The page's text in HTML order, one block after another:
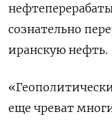
сознательно
иранскую нефть.
еще чреват